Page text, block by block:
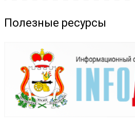
Полезные ресурсы